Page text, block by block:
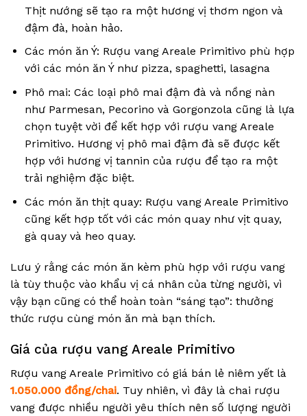
Thịt nướng sẽ tạo ra một hương vị thơm ngon và
đậm đà, hoàn hảo.
Các món ăn Ý: Rượu vang Areale Primitivo phù hợp
với các món ăn Ý như pizza, spaghetti, lasagna
Phô mai: Các loại phô mai đậm đà và nồng nàn
như Parmesan, Pecorino và Gorgonzola cũng là lựa
chọn tuyệt vời để kết hợp với rượu vang Areale
Primitivo. Hương vị phô mai đậm đà sẽ được kết
hợp với hương vị tannin của rượu để tạo ra một
trải nghiệm đặc biệt.
Các món ăn thịt quay: Rượu vang Areale Primitivo
cũng kết hợp tốt với các món quay như vịt quay,
gà quay và heo quay.
Lưu ý rằng các món ăn kèm phù hợp với rượu vang
là tùy thuộc vào khẩu vị cá nhân của từng người, vì
vậy bạn cũng có thể hoàn toàn “sáng tạo”: thưởng
thức rượu cùng món ăn mà bạn thích.
Giá của rượu vang Areale Primitivo
Rượu vang Areale Primitivo có giá bán lẻ niêm yết là
1.050.000 đồng/chai. Tuy nhiên, vì đây là chai rượu
vang được nhiều người yêu thích nên số lượng người